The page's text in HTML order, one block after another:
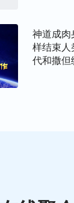
为主耶稣的
伟人的形像
就务必得有
通正常的肉
神道成肉
样结束人
代和撒但